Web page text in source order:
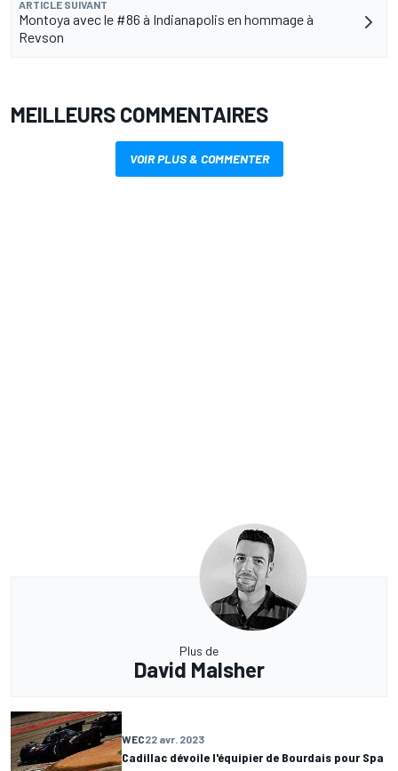
ARTICLE SUIVANT
Montoya avec le #86 à Indianapolis en hommage à
Revson
MEILLEURS COMMENTAIRES
VOIR PLUS & COMMENTER
Plus de
David Malsher
WEC22 avr. 2023
Cadillac dévoile l'équipier de Bourdais pour Spa